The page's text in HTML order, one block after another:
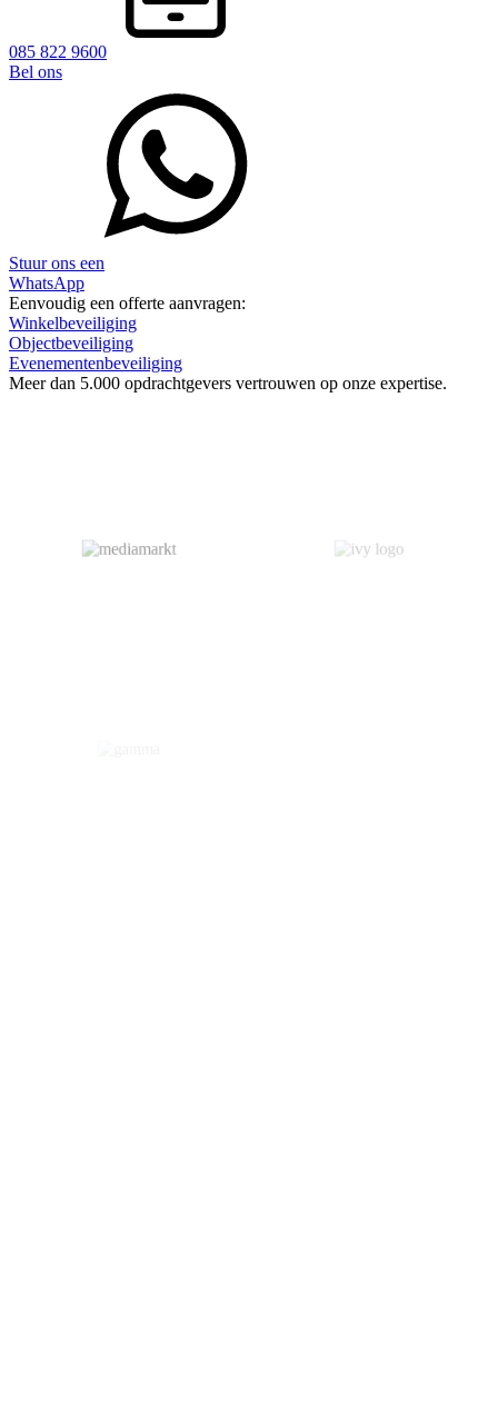
085 822 9600
Bel ons
Stuur ons een
WhatsApp
Eenvoudig een offerte aanvragen:
Winkelbeveiliging
Objectbeveiliging
Evenementenbeveiliging
Meer dan 5.000 opdrachtgevers vertrouwen op onze expertise.